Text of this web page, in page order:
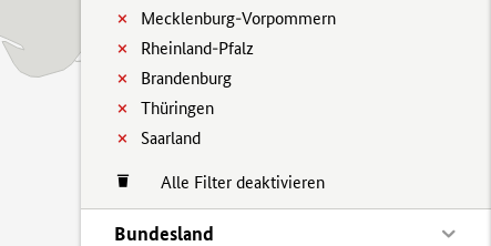
Mecklenburg-Vorpommern
Rheinland-Pfalz
Brandenburg
Thüringen
Saarland
Alle Filter deaktivieren
Bundesland